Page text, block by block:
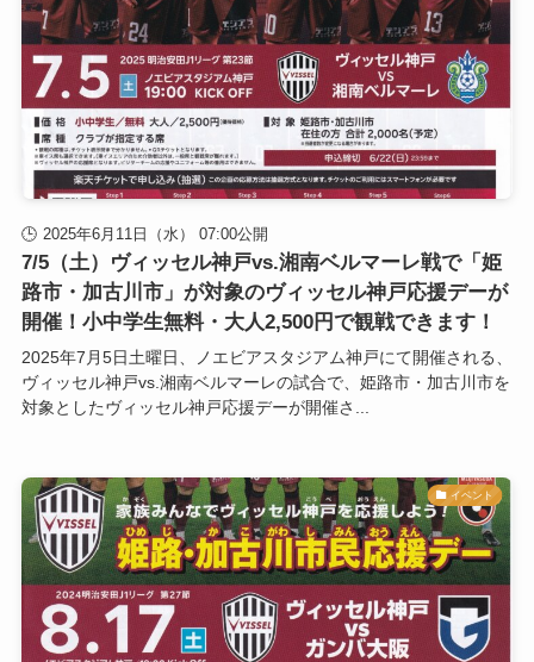
2025年6月11日（水） 07:00公開
7/5（土）ヴィッセル神戸vs.湘南ベルマーレ戦で「姫
路市・加古川市」が対象のヴィッセル神戸応援デーが
開催！小中学生無料・大人2,500円で観戦できます！
2025年7月5日土曜日、ノエビアスタジアム神戸にて開催される、
ヴィッセル神戸vs.湘南ベルマーレの試合で、姫路市・加古川市を
対象としたヴィッセル神戸応援デーが開催さ...
イベント